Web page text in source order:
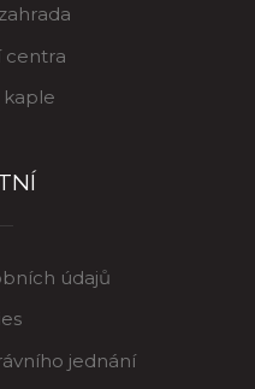
centra
kaple
údajů
jednání